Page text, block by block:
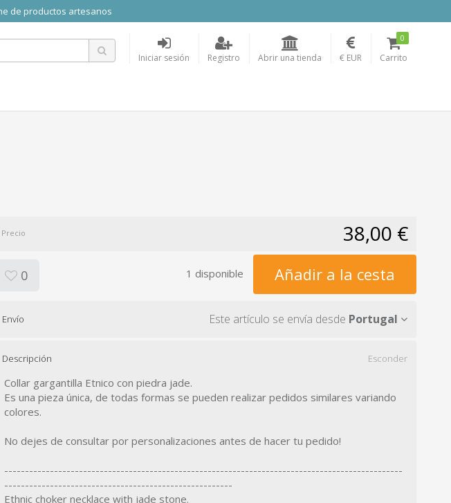
de productos artesanos
Iniciar sesión Registro Abrir una tienda € EUR Carrito
0
Precio 38,00 €
0 1 disponible Añadir a la cesta
Envío Este artículo se envía desde Portugal
Descripción Esconder
Collar gargantilla Etnico con piedra jade.
Es una pieza única, de todas formas se pueden realizar pedidos similares variando
colores.
No dejes de consultar por personalizaciones antes de hacer tu pedido!
------------------------------------------------------------------------------------------------
-------------------------------------------------------
Ethnic choker necklace with jade stone.